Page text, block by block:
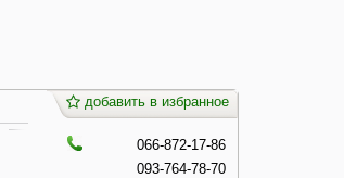
добавить в избранное
066-872-17-86
093-764-78-70